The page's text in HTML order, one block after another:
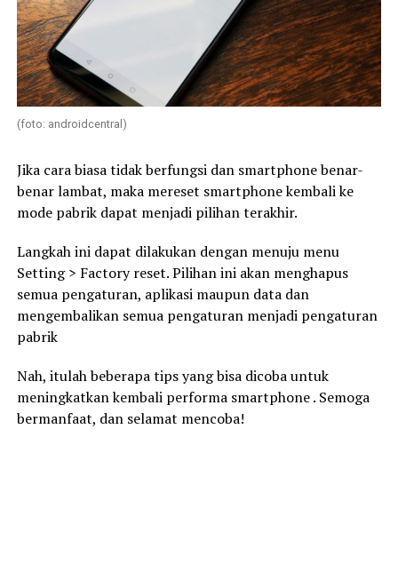
(foto: androidcentral)
Jika cara biasa tidak berfungsi dan smartphone benar-
benar lambat, maka mereset smartphone kembali ke
mode pabrik dapat menjadi pilihan terakhir.
Langkah ini dapat dilakukan dengan menuju menu
Setting > Factory reset. Pilihan ini akan menghapus
semua pengaturan, aplikasi maupun data dan
mengembalikan semua pengaturan menjadi pengaturan
pabrik
Nah, itulah beberapa tips yang bisa dicoba untuk
meningkatkan kembali performa smartphone . Semoga
bermanfaat, dan selamat mencoba!